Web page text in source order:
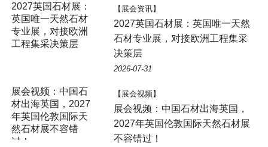
2027英国石材展：
英国唯一天然石材
专业展，对接欧洲
工程集采决策层
【展会资讯】
2027英国石材展：英国唯一天然
石材专业展，对接欧洲工程集采
决策层
2026-07-31
展会视频：中国石
材出海英国，2027
年英国伦敦国际天
然石材展不容错
过！
【展会视频】
展会视频：中国石材出海英国，
2027年英国伦敦国际天然石材展
不容错过！